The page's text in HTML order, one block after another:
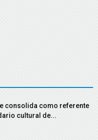
consolida como referente
cultural de...